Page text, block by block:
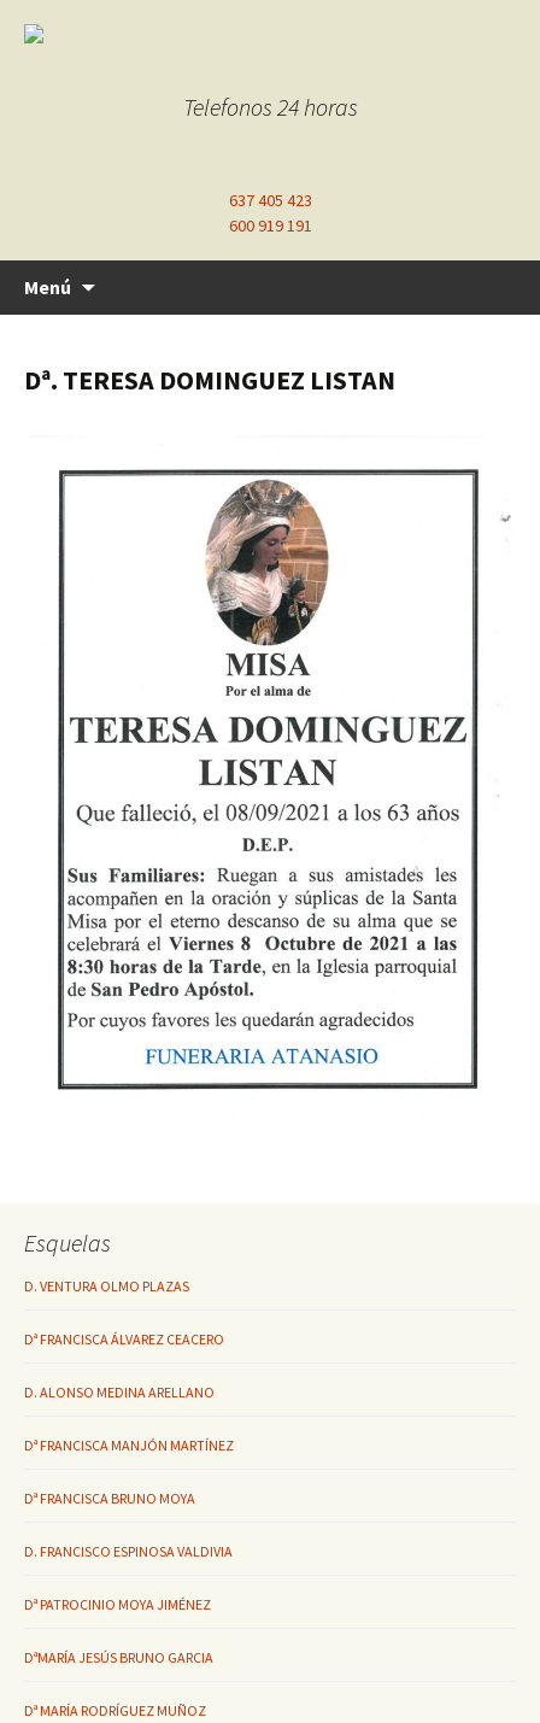
Telefonos 24 horas
637 405 423
600 919 191
Menú
Dª. TERESA DOMINGUEZ LISTAN
Esquelas
D. VENTURA OLMO PLAZAS
Dª FRANCISCA ÁLVAREZ CEACERO
D. ALONSO MEDINA ARELLANO
Dª FRANCISCA MANJÓN MARTÍNEZ
Dª FRANCISCA BRUNO MOYA
D. FRANCISCO ESPINOSA VALDIVIA
Dª PATROCINIO MOYA JIMÉNEZ
DªMARÍA JESÚS BRUNO GARCIA
Dª MARÍA RODRÍGUEZ MUÑOZ